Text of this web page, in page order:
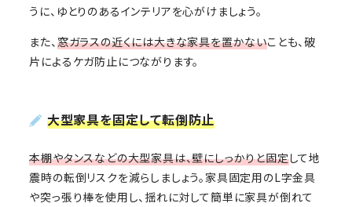
うに、ゆとりのあるインテリアを心がけましょう。
また、 窓ガラスの近くには大きな家具を置かないことも、破
片によるケガ防止につながります。
大型家具を固定して転倒防止
本棚やタンスなどの大型家具は、壁にしっかりと固定して地
震時の転倒リスクを減らしましょう。家具固定用のL字金具
や突っ張り棒を使用し、揺れに対して簡単に家具が倒れて